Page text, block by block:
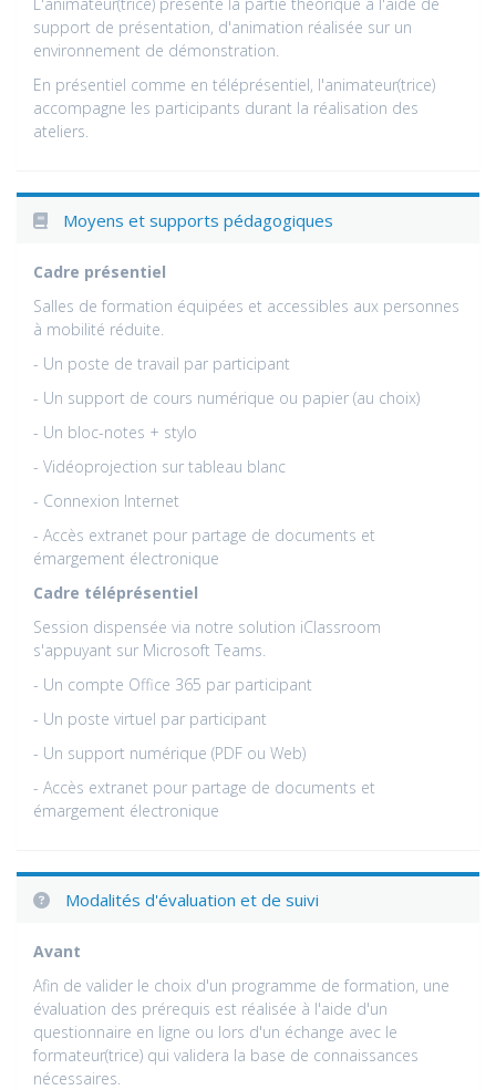
support de présentation, d'animation réalisée sur un
environnement de démonstration.
En présentiel comme en téléprésentiel, l'animateur(trice)
accompagne les participants durant la réalisation des
ateliers.
Moyens et supports pédagogiques
Cadre présentiel
Salles de formation équipées et accessibles aux personnes
à mobilité réduite.
- Un poste de travail par participant
- Un support de cours numérique ou papier (au choix)
- Un bloc-notes + stylo
- Vidéoprojection sur tableau blanc
- Connexion Internet
- Accès extranet pour partage de documents et
émargement électronique
Cadre téléprésentiel
Session dispensée via notre solution iClassroom
s'appuyant sur Microsoft Teams.
- Un compte Office 365 par participant
- Un poste virtuel par participant
- Un support numérique (PDF ou Web)
- Accès extranet pour partage de documents et
émargement électronique
Modalités d'évaluation et de suivi
Avant
Afin de valider le choix d'un programme de formation, une
évaluation des prérequis est réalisée à l'aide d'un
questionnaire en ligne ou lors d'un échange avec le
formateur(trice) qui validera la base de connaissances
nécessaires.